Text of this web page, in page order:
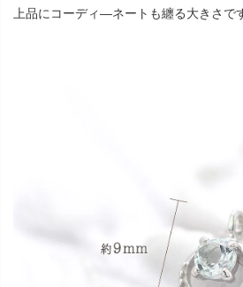
上品にコーディ―ネートも纏る大きさで